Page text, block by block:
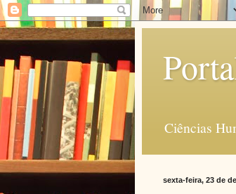
Ciências
sexta-feira, 23 de